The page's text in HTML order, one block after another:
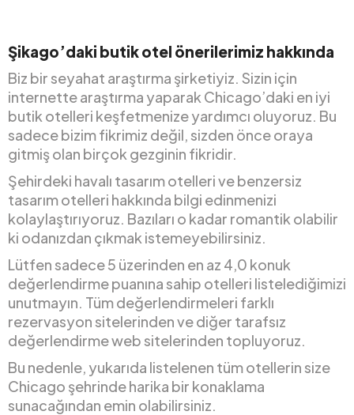
Şikago’daki butik otel önerilerimiz hakkında
Biz bir seyahat araştırma şirketiyiz. Sizin için
internette araştırma yaparak Chicago’daki en iyi
butik otelleri keşfetmenize yardımcı oluyoruz. Bu
sadece bizim fikrimiz değil, sizden önce oraya
gitmiş olan birçok gezginin fikridir.
Şehirdeki havalı tasarım otelleri ve benzersiz
tasarım otelleri hakkında bilgi edinmenizi
kolaylaştırıyoruz. Bazıları o kadar romantik olabilir
ki odanızdan çıkmak istemeyebilirsiniz.
Lütfen sadece 5 üzerinden en az 4,0 konuk
değerlendirme puanına sahip otelleri listelediğimizi
unutmayın. Tüm değerlendirmeleri farklı
rezervasyon sitelerinden ve diğer tarafsız
değerlendirme web sitelerinden topluyoruz.
Bu nedenle, yukarıda listelenen tüm otellerin size
Chicago şehrinde harika bir konaklama
sunacağından emin olabilirsiniz.